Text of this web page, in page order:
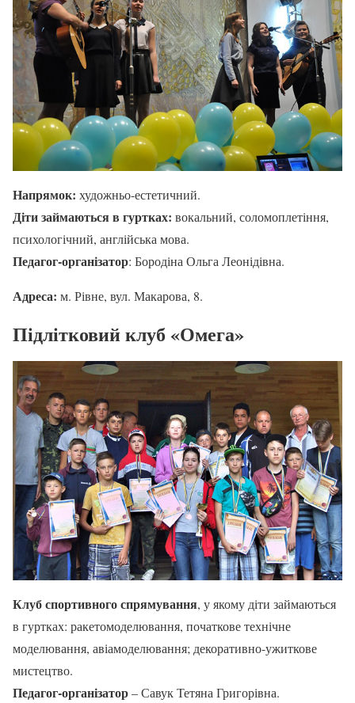
Напрямок: художньо-естетичний.
Діти займаються в гуртках: вокальний, соломоплетіння,
психологічний, англійська мова.
Педагог-організатор: Бородіна Ольга Леонідівна.
Адреса: м. Рівне, вул. Макарова, 8.
Підлітковий клуб «Омега»
Клуб спортивного спрямування, у якому діти займаються
в гуртках: ракетомоделювання, початкове технічне
моделювання, авіамоделювання; декоративно-ужиткове
мистецтво.
Педагог-організатор– Савук Тетяна Григорівна.